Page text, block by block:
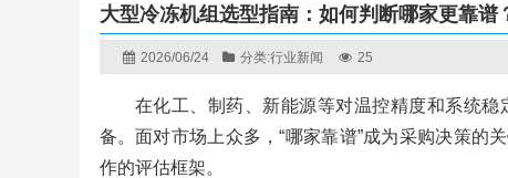
大型冷冻机组选型指南：如何判断哪家更靠谱
2026/06/24 分类:行业新闻 25
在化工、制药、新能源等对温控精度和系统
备。面对市场上众多，“哪家靠谱”成为采购决策的
作的评估框架。